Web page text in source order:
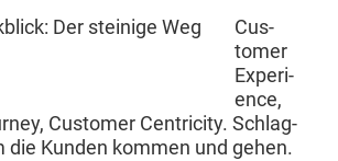
Cus­
tomer
Expe­ri­
ence,
Cus­tomer Cen­tric­i­ty. Schlag­
die Kun­den kom­men und gehen.